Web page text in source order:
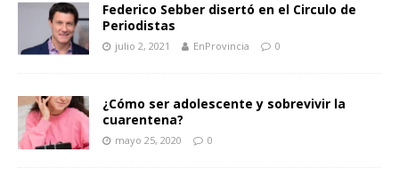
Federico Sebber disertó en el Circulo de
Periodistas
julio 2, 2021 EnProvincia 0
¿Cómo ser adolescente y sobrevivir la
cuarentena?
mayo 25, 2020 0